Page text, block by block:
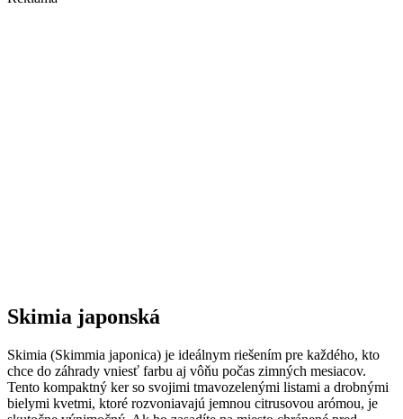
Skimia japonská
Skimia (Skimmia japonica) je ideálnym riešením pre každého, kto
chce do záhrady vniesť farbu aj vôňu počas zimných mesiacov.
Tento kompaktný ker so svojimi tmavozelenými listami a drobnými
bielymi kvetmi, ktoré rozvoniavajú jemnou citrusovou arómou, je